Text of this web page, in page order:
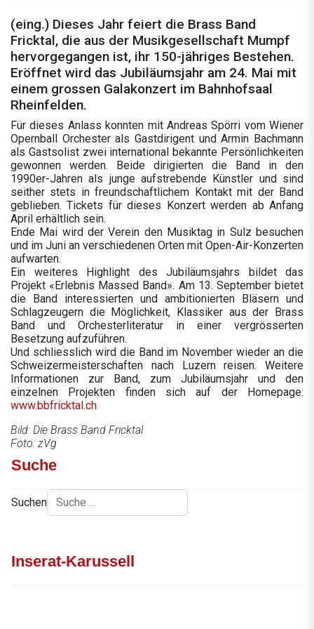
(eing.) Dieses Jahr feiert die Brass Band
Fricktal, die aus der Musikgesellschaft Mumpf
hervorgegangen ist, ihr 150-jähriges Bestehen.
Eröffnet wird das Jubiläumsjahr am 24. Mai mit
einem grossen Galakonzert im Bahnhofsaal
Rheinfelden.
Für dieses Anlass konnten mit Andreas Spörri vom Wiener
Opernball Orchester als Gastdirigent und Armin Bachmann
als Gastsolist zwei international bekannte Persönlichkeiten
gewonnen werden. Beide dirigierten die Band in den
1990er-Jahren als junge aufstrebende Künstler und sind
seither stets in freundschaftlichem Kontakt mit der Band
geblieben. Tickets für dieses Konzert werden ab Anfang
April erhältlich sein.
Ende Mai wird der Verein den Musiktag in Sulz besuchen
und im Juni an verschiedenen Orten mit Open-Air-Konzerten
aufwarten.
Ein weiteres Highlight des Jubiläumsjahrs bildet das
Projekt «Erlebnis Massed Band». Am 13. September bietet
die Band interessierten und ambitionierten Bläsern und
Schlagzeugern die Möglichkeit, Klassiker aus der Brass
Band und Orchesterliteratur in einer vergrösserten
Besetzung aufzuführen.
Und schliesslich wird die Band im November wieder an die
Schweizermeisterschaften nach Luzern reisen. Weitere
Informationen zur Band, zum Jubiläumsjahr und den
einzelnen Projekten finden sich auf der Homepage:
www.bbfricktal.ch
Bild: Die Brass Band Fricktal
Foto: zVg
Suche
Suchen
Inserat-Karussell